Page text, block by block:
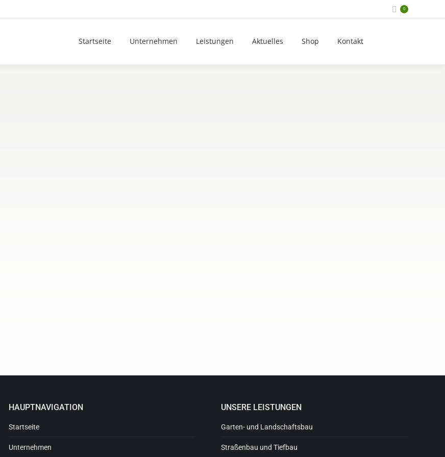
0
Startseite Unternehmen Leistungen Aktuelles Shop Kontakt
HAUPTNAVIGATION
Startseite
Unternehmen
UNSERE LEISTUNGEN
Garten- und Landschaftsbau
Straßenbau und Tiefbau